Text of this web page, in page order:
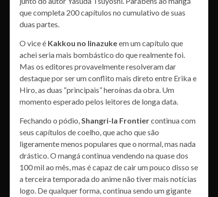
que completa 200 capítulos no cumulativo de suas
duas partes.
O vice é Kakkou no Iinazukeem um capítulo que
achei seria mais bombástico do que realmente foi.
Mas os editores provavelmente resolveram dar
destaque por ser um conflito mais direto entre Erika e
Hiro, as duas “principais” heroínas da obra. Um
momento esperado pelos leitores de longa data.
Fechando o pódio,Shangri-la Frontiercontinua com
seus capítulos de coelho, que acho que são
ligeramente menos populares que o normal, mas nada
drástico. O mangá continua vendendo na quase dos
100 mil ao mês, mas é capaz de cair um pouco disso se
a terceira temporada do anime não tiver mais notícias
logo. De qualquer forma, continua sendo um gigante